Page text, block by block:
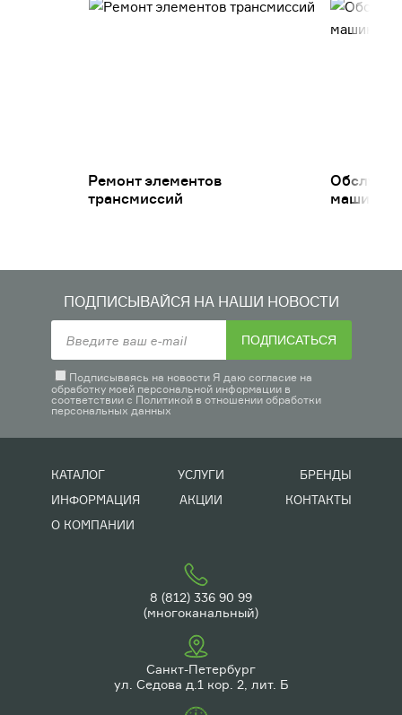
Ремонт элементов
трансмиссий
машин
ПОДПИСЫВАЙСЯ НА НАШИ НОВОСТИ
ПОДПИСАТЬСЯ
Подписываясь на новости Я даю согласие на
обработку моей персональной информации в
соответствии с Политикой в отношении обработки
персональных данных
КАТАЛОГ УСЛУГИ
БРЕНДЫ
ИНФОРМАЦИЯ
АКЦИИ
КОНТАКТЫ
О КОМПАНИИ
8 (812) 336 90 99
(многоканальный)
Санкт-Петербург
ул. Седова д.1 кор. 2, лит. Б